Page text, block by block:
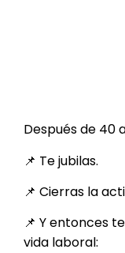
Después de 40
📌 Te jubilas.
📌 Cierras la
📌 Y entonces
vida laboral: